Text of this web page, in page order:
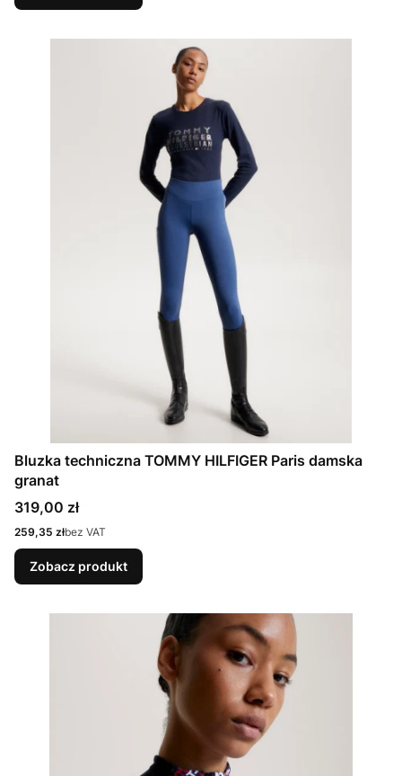
Bluzka techniczna TOMMY HILFIGER Paris damska
granat
Cena
319,00 zł
Cena
259,35 złbez VAT
Zobacz produkt